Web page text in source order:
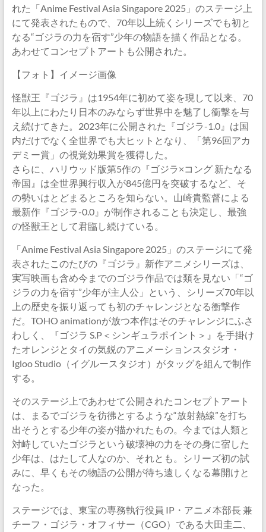
れた「Anime Festival Asia Singapore 2025」のステージ上
にて発表されたもので、70年以上続くシリーズでも初と
なる“ゴジラの力を宿す”少年の物語を描く作品となる。
あわせてコンセプトアートも公開された。
【フォト】イメージ画像
怪獣王『ゴジラ』は1954年に初めて姿を現して以来、70
年以上にわたり日本のみならず世界中を魅了し衝撃を与
え続けてきた。2023年に公開された『ゴジラ-1.0』は国
内だけでなく全世界でも大ヒットとなり、「第96回アカ
デミー賞」の視覚効果賞を獲得した。
さらに、ハリウッド版第5作の『ゴジラ×コング 新たなる
帝国』は全世界興行収入が845億円を突破するなど、そ
の勢いはとどまるところを知らない。山崎貴監督による
最新作『ゴジラ-0.0』が制作されることも決定し、最強
の怪獣王として君臨し続けている。
「Anime Festival Asia Singapore 2025」のステージにて発
表されたこのたびの『ゴジラ』新作アニメシリーズは、
実写映画も含め今までのゴジラ作品では類を見ない「“ゴ
ジラの力を宿す”少年が主人公」という、シリーズ70年以
上の歴史を振り返っても初のチャレンジとなる衝撃作
だ。TOHO animationが放つ本作はそのチャレンジにふさ
わしく、『ゴジラ S.P＜シンギュラポイント＞』を手掛け
たオレンジとタイの気鋭のアニメーションスタジオ・
Igloo Studio（イグルースタジオ）がタッグを組んで制作
する。
そのステージ上であわせて公開されたコンセプトアート
は、まるでゴジラを彷彿とするような“放射熱線”を打ち
出そうとする少年の姿が描かれたもの。今までは人類と
対峙していたゴジラという破壊神の力をその身に宿した
少年は、はたして人なのか、それとも。シリーズ初の試
みに、早くもその物語の公開が待ち遠しくなる幕開けと
なった。
ステージでは、東宝の専務執行役員 IP・アニメ本部長 兼
チーフ・ゴジラ・オフィサー（CGO）である大田圭二、